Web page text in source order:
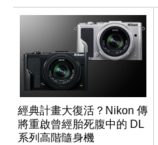
經典計畫大復活？Nikon 傳
將重啟曾經胎死腹中的 DL
系列高階隨身機